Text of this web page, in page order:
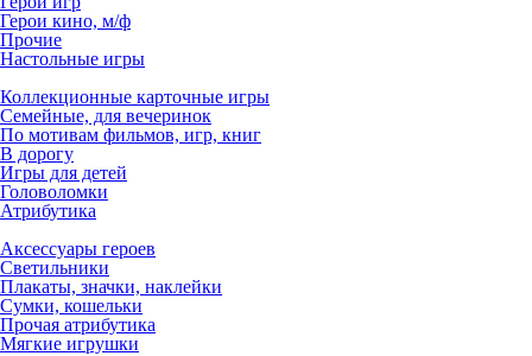
Герои кино, м/ф
Прочие
Настольные игры
Коллекционные карточные игры
Семейные, для вечеринок
По мотивам фильмов, игр, книг
В дорогу
Игры для детей
Головоломки
Атрибутика
Аксессуары героев
Светильники
Плакаты, значки, наклейки
Сумки, кошельки
Прочая атрибутика
Мягкие игрушки